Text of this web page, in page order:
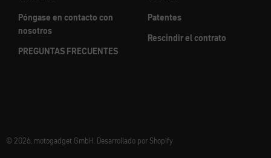
Póngase en contacto con
nosotros
PREGUNTAS FRECUENTES
Patentes
Rescindir el contrato
© 2026, motogadget GmbH. Desarrollado por Shopify